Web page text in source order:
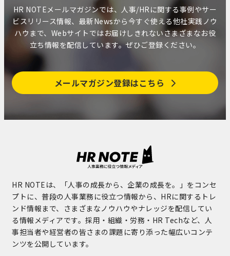
HR NOTEメールマガジンでは、人事/HRに関する事例やサー
ビスリリース情報、最新Newsから今すぐ使える他社実践ノウ
ハウまで、Webサイトではお届けしきれないさまざまなお役
立ち情報を配信しています。ぜひご登録ください。
メールマガジン登録はこちら
HR NOTEは、「人事の成長から、企業の成長を。」をコンセ
プトに、普段の人事業務に役立つ情報から、HRに関するトレ
ンド情報まで、さまざまなノウハウやナレッジを配信してい
る情報メディアです。採用・組織・労務・HR Techなど、人
事担当者や経営者の皆さまの課題に寄り添った幅広いコンテ
ンツを公開しています。